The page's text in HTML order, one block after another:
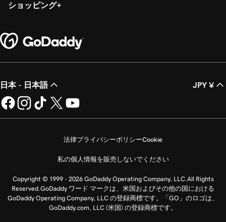
ショッピング
日本 - 日本語 JPY ¥
法律プライバシーポリシーCookie
私の個人情報を販売しないでください
Copyright © 1999 - 2026 GoDaddy Operating Company, LLC.All Rights
Reserved.GoDaddy ワード マークは、米国およびその他の国における
GoDaddy Operating Company, LLC の登録商標です。「GO」のロゴは、
GoDaddy.com, LLC (米国) の登録商標です。